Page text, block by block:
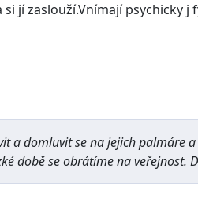
jí zaslouží.Vnímají psychicky
a domluvit se na jejich palmáre
době se obrátíme na veřejnost.